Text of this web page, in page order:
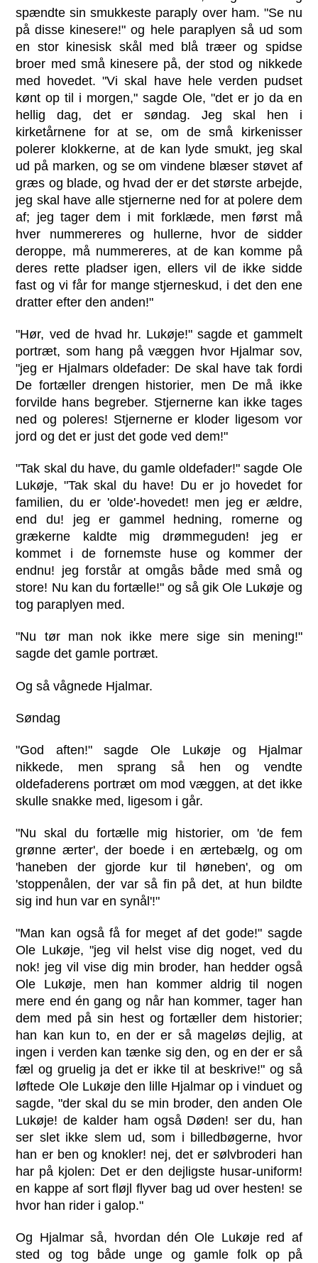
spændte sin smukkeste paraply over ham. "Se nu
på disse kinesere!" og hele paraplyen så ud som
en stor kinesisk skål med blå træer og spidse
broer med små kinesere på, der stod og nikkede
med hovedet. "Vi skal have hele verden pudset
kønt op til i morgen," sagde Ole, "det er jo da en
hellig dag, det er søndag. Jeg skal hen i
kirketårnene for at se, om de små kirkenisser
polerer klokkerne, at de kan lyde smukt, jeg skal
ud på marken, og se om vindene blæser støvet af
græs og blade, og hvad der er det største arbejde,
jeg skal have alle stjernerne ned for at polere dem
af; jeg tager dem i mit forklæde, men først må
hver nummereres og hullerne, hvor de sidder
deroppe, må nummereres, at de kan komme på
deres rette pladser igen, ellers vil de ikke sidde
fast og vi får for mange stjerneskud, i det den ene
dratter efter den anden!"
"Hør, ved de hvad hr. Lukøje!" sagde et gammelt
portræt, som hang på væggen hvor Hjalmar sov,
"jeg er Hjalmars oldefader: De skal have tak fordi
De fortæller drengen historier, men De må ikke
forvilde hans begreber. Stjernerne kan ikke tages
ned og poleres! Stjernerne er kloder ligesom vor
jord og det er just det gode ved dem!"
"Tak skal du have, du gamle oldefader!" sagde Ole
Lukøje, "Tak skal du have! Du er jo hovedet for
familien, du er 'olde'-hovedet! men jeg er ældre,
end du! jeg er gammel hedning, romerne og
grækerne kaldte mig drømmeguden! jeg er
kommet i de fornemste huse og kommer der
endnu! jeg forstår at omgås både med små og
store! Nu kan du fortælle!" og så gik Ole Lukøje og
tog paraplyen med.
"Nu tør man nok ikke mere sige sin mening!"
sagde det gamle portræt.
Og så vågnede Hjalmar.
Søndag
"God aften!" sagde Ole Lukøje og Hjalmar
nikkede, men sprang så hen og vendte
oldefaderens portræt om mod væggen, at det ikke
skulle snakke med, ligesom i går.
"Nu skal du fortælle mig historier, om 'de fem
grønne ærter', der boede i en ærtebælg, og om
'haneben der gjorde kur til høneben', og om
'stoppenålen, der var så fin på det, at hun bildte
sig ind hun var en synål'!"
"Man kan også få for meget af det gode!" sagde
Ole Lukøje, "jeg vil helst vise dig noget, ved du
nok! jeg vil vise dig min broder, han hedder også
Ole Lukøje, men han kommer aldrig til nogen
mere end én gang og når han kommer, tager han
dem med på sin hest og fortæller dem historier;
han kan kun to, en der er så mageløs dejlig, at
ingen i verden kan tænke sig den, og en der er så
fæl og gruelig ja det er ikke til at beskrive!" og så
løftede Ole Lukøje den lille Hjalmar op i vinduet og
sagde, "der skal du se min broder, den anden Ole
Lukøje! de kalder ham også Døden! ser du, han
ser slet ikke slem ud, som i billedbøgerne, hvor
han er ben og knokler! nej, det er sølvbroderi han
har på kjolen: Det er den dejligste husar-uniform!
en kappe af sort fløjl flyver bag ud over hesten! se
hvor han rider i galop."
Og Hjalmar så, hvordan dén Ole Lukøje red af
sted og tog både unge og gamle folk op på